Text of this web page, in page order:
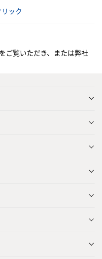
ック
ご覧いただき、または弊社